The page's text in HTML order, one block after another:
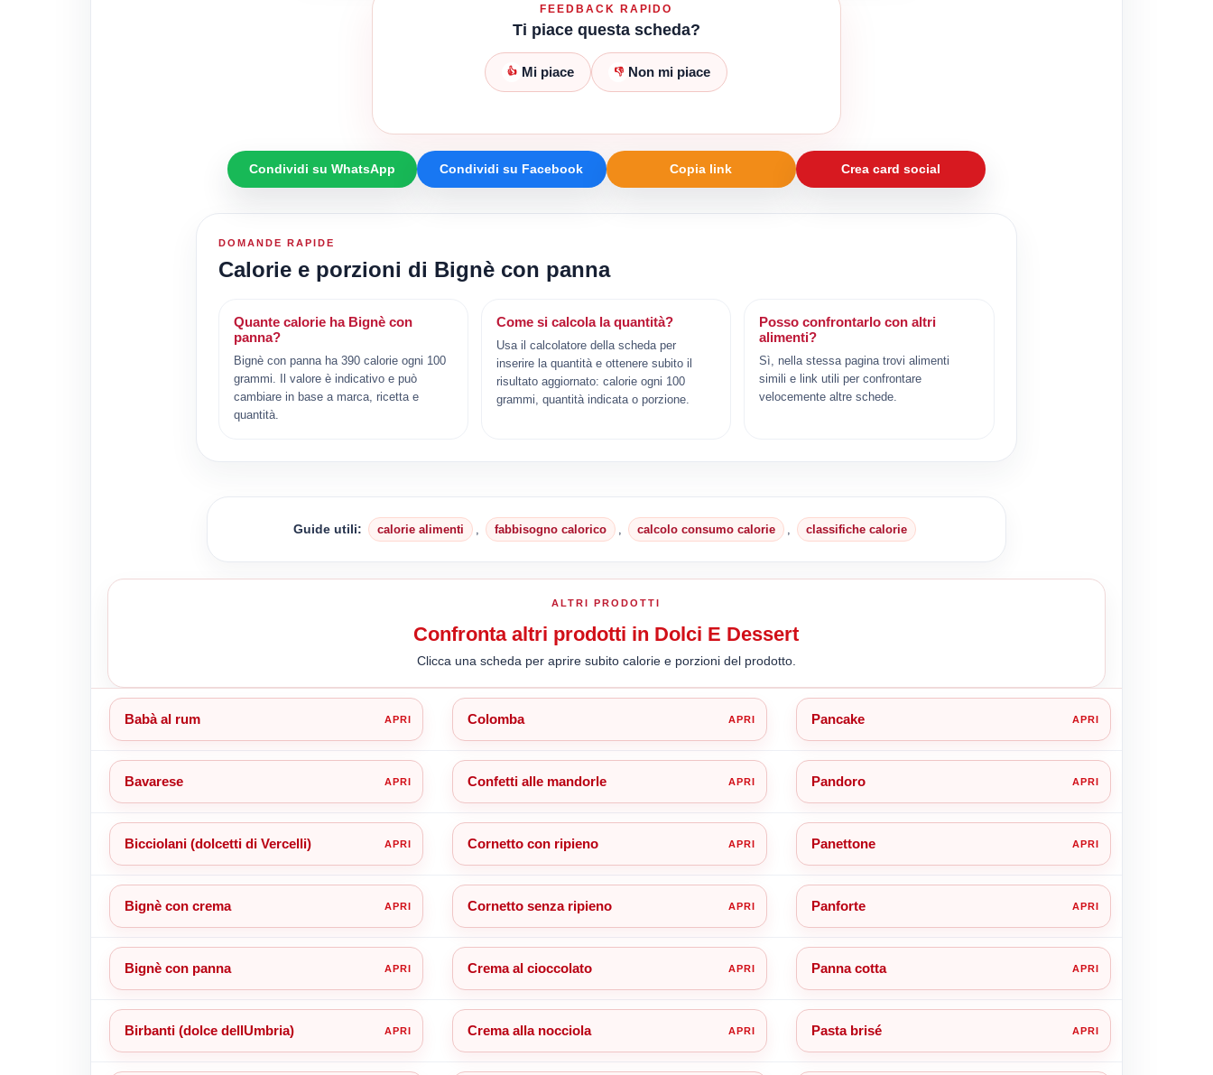
FEEDBACK RAPIDO
Ti piace questa scheda?
👍 Mi piace 👎 Non mi piace
Condividi su WhatsApp Condividi su Facebook Copia link Crea card social
DOMANDE RAPIDE
Calorie e porzioni di Bignè con panna
Quante calorie ha Bignè con
panna?
Bignè con panna ha 390 calorie ogni 100
grammi. Il valore è indicativo e può
cambiare in base a marca, ricetta e
quantità.
Come si calcola la quantità?
Usa il calcolatore della scheda per
inserire la quantità e ottenere subito il
risultato aggiornato: calorie ogni 100
grammi, quantità indicata o porzione.
Posso confrontarlo con altri
alimenti?
Sì, nella stessa pagina trovi alimenti
simili e link utili per confrontare
velocemente altre schede.
Guide utili: calorie alimenti fabbisogno calorico calcolo consumo calorie classifiche calorie
ALTRI PRODOTTI
Confronta altri prodotti in Dolci E Dessert
Clicca una scheda per aprire subito calorie e porzioni del prodotto.
Babà al rum Colomba Pancake
Bavarese Confetti alle mandorle Pandoro
Bicciolani (dolcetti di Vercelli) Cornetto con ripieno Panettone
Bignè con crema Cornetto senza ripieno Panforte
Bignè con panna Crema al cioccolato Panna cotta
Birbanti (dolce dellUmbria) Crema alla nocciola Pasta brisé